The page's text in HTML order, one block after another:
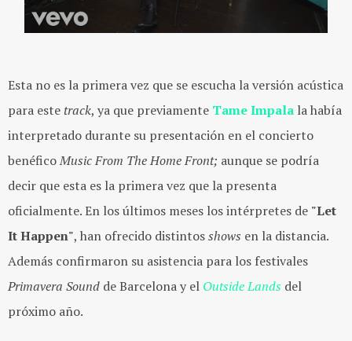
Esta no es la primera vez que se escucha la versión acústica
para este track, ya que previamente Tame Impala la había
interpretado durante su presentación en el concierto
benéficoMusic From The Home Front; aunque se podría
decir que esta es la primera vez que la presenta
oficialmente. En los últimos meses los intérpretes de "Let
It Happen", han ofrecido distintosshows en la distancia.
Además confirmaron su asistencia para los festivales
Primavera Sound de Barcelona y el Outside Lands del
próximo año.